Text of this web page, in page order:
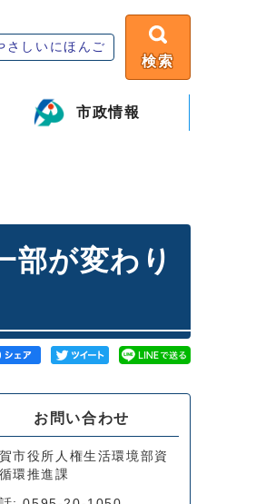
さしいにほんご
検索
市政情報
部が変わり
お問い合わせ
市役所人権生活環境部資
環推進課